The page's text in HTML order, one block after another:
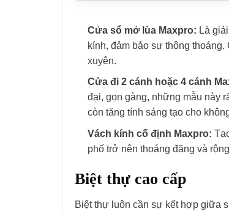
Cửa sổ mở lùa Maxpro: Là
kính, đảm bảo sự thông
xuyên.
Cửa đi 2 cánh hoặc 4 cánh
đại, gọn gàng, những mẫu này
còn tăng tính sáng tạo cho
Vách kính cố định Maxpro:
phố trở nên thoáng đãng và
Biệt thự cao cấp
Biệt thự luôn cần sự kết hợp giữa